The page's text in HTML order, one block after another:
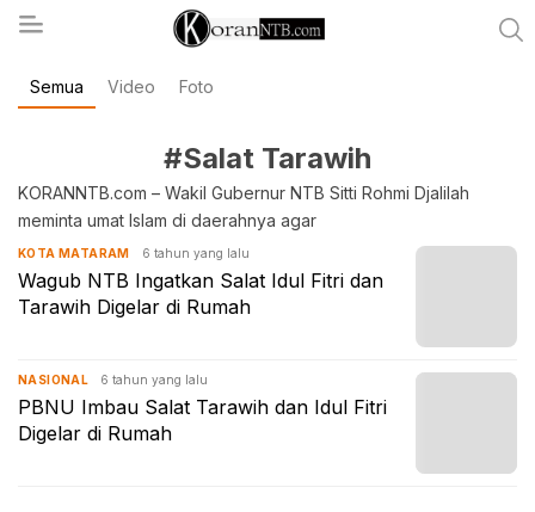
koranntb.com
Semua Video Foto
#Salat Tarawih
KORANNTB.com – Wakil Gubernur NTB Sitti Rohmi Djalilah
meminta umat Islam di daerahnya agar
KOTA MATARAM 6 tahun yang lalu
Wagub NTB Ingatkan Salat Idul Fitri dan
Tarawih Digelar di Rumah
NASIONAL 6 tahun yang lalu
PBNU Imbau Salat Tarawih dan Idul Fitri
Digelar di Rumah